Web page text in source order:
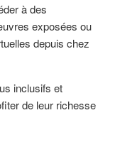
à des
exposées ou
depuis chez
inclusifs et
de leur richesse